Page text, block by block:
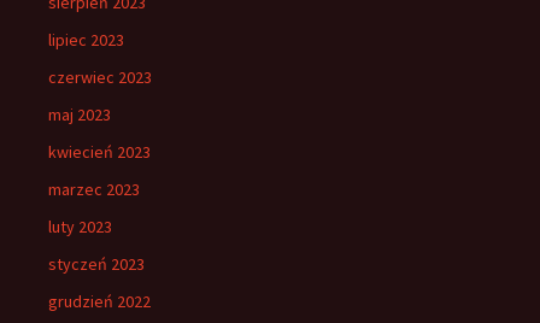
lipiec 2023
czerwiec 2023
maj 2023
kwiecień 2023
marzec 2023
luty 2023
styczeń 2023
grudzień 2022